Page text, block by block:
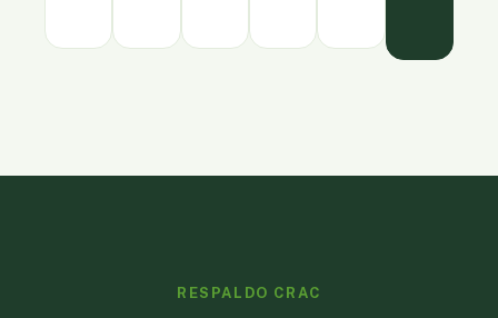
RESPALDO CRAC